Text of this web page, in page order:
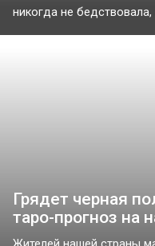
никогда не
Грядет черная
таро-прогноз на